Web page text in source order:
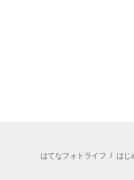
はてなフォトライフ / はじ